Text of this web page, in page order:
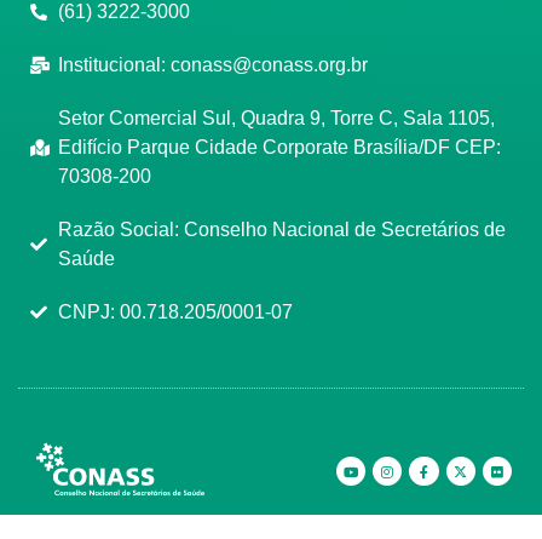
(61) 3222-3000
Institucional: conass@conass.org.br
Setor Comercial Sul, Quadra 9, Torre C, Sala 1105,
Edifício Parque Cidade Corporate Brasília/DF CEP:
70308-200
Razão Social: Conselho Nacional de Secretários de
Saúde
CNPJ: 00.718.205/0001-07